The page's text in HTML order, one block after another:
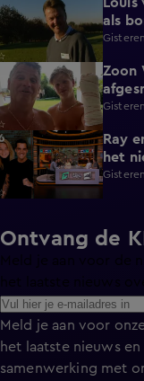
1:16
als
0:59
Zoon
1:45
Ray
het
Ontvang de
Meld je aan voor
het laatste nieuws
samenwerking met